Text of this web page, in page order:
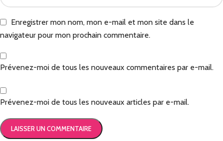
Enregistrer mon nom, mon e-mail et mon site dans le
navigateur pour mon prochain commentaire.
Prévenez-moi de tous les nouveaux commentaires par e-mail.
Prévenez-moi de tous les nouveaux articles par e-mail.